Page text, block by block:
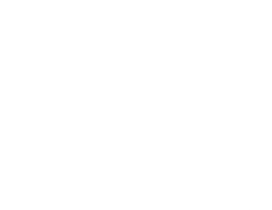
toe? Lever het in bij